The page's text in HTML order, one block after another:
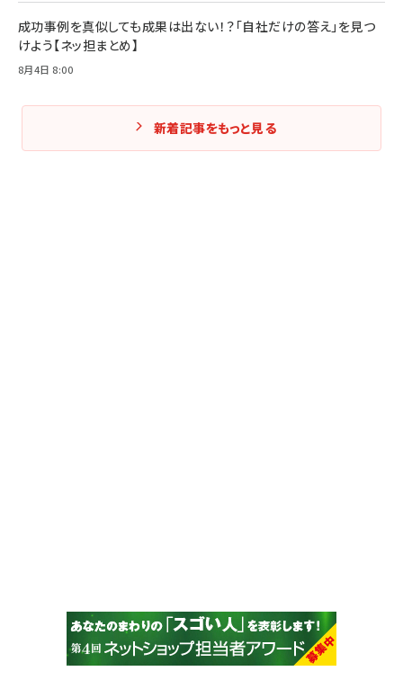
成功事例を真似しても成果は出ない！？「自社だけの答え」を見つ
けよう【ネッ担まとめ】
8月4日 8:00
新着記事をもっと見る